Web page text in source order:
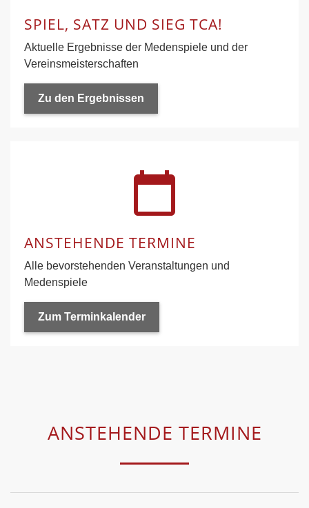
SPIEL, SATZ UND SIEG TCA!
Aktuelle Ergebnisse der Medenspiele und der
Vereinsmeisterschaften
Zu den Ergebnissen
calendar_today
ANSTEHENDE TERMINE
Alle bevorstehenden Veranstaltungen und
Medenspiele
Zum Terminkalender
ANSTEHENDE TERMINE